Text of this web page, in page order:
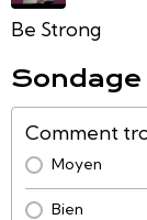
Be Strong
Sondage
Comment
Moyen
Bien